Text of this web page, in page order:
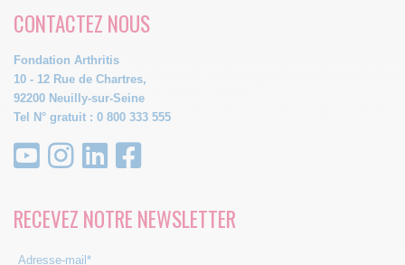
CONTACTEZ NOUS
Fondation Arthritis
10 - 12 Rue de Chartres,
92200 Neuilly-sur-Seine
Tel N° gratuit : 0 800 333 555
RECEVEZ NOTRE NEWSLETTER
Adresse-mail*